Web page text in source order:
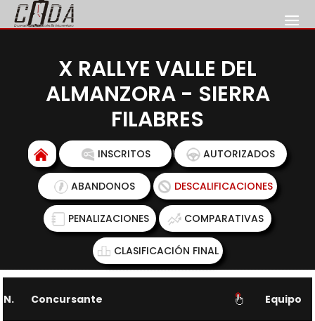
X RALLYE VALLE DEL
ALMANZORA - SIERRA
FILABRES
LISTA DE EXCLUIDOS
INSCRITOS AUTORIZADOS
ABANDONOS DESCALIFICACIONES
PENALIZACIONES COMPARATIVAS
CLASIFICACIÓN FINAL
N. Concursante Equipo